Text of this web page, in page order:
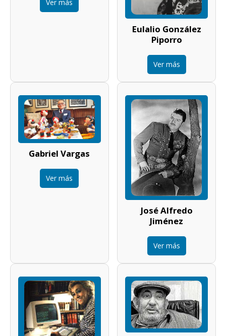
Ver más
Eulalio González
Piporro
Ver más
Gabriel Vargas
Ver más
José Alfredo
Jiménez
Ver más